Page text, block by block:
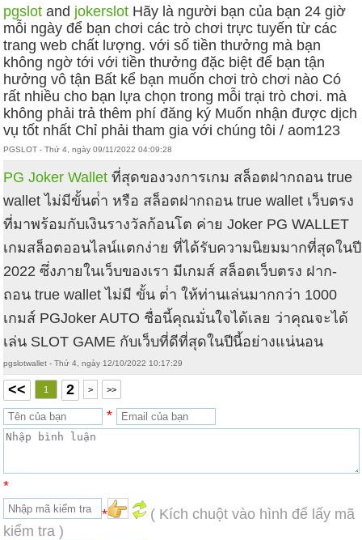
pgslot and jokerslot Hãy là người bạn của bạn 24 giờ
mỗi ngày để bạn chơi các trò chơi trực tuyến từ các
trang web chất lượng. với số tiền thưởng mà bạn
không ngờ tới với tiền thưởng đặc biệt để bạn tận
hưởng vô tận Bất kể bạn muốn chơi trò chơi nào Có
rất nhiều cho bạn lựa chọn trong mỗi trại trò chơi. mà
không phải trả thêm phí đăng ký Muốn nhận được dịch
vụ tốt nhất Chỉ phải tham gia với chúng tôi / aom123
PGSLOT - Thứ 4, ngày 09/11/2022 04:09:28
PG Joker Wallet ที่สุดของวงการเกม สล็อตฝากถอน true
wallet ไม่มีขั้นต่ํา หรือ สล็อตฝากถอน true wallet เว็บตรง
ที่มาพร้อมกับเงินรางวัลก้อนโต ค่าย Joker PG WALLET
เกมสล็อตออนไลน์แตกง่าย ที่ได้รับความนิยมมากที่สุดในปี
2022 ซึ่งภายในเว็บของเรา มีเกมส์ สล็อตเว็บตรง ฝาก-
ถอน true wallet ไม่มี ขั้น ต่ํา ให้ท่านเล่นมากกว่า 1000
เกมส์ PGJoker AUTO ชื่อนี้คุณมั่นใจได้เลย ว่าคุณจะได้
เล่น SLOT GAME กับเว็บที่ดีที่สุดในปีนี้อย่างแน่นอน
pgslotwallet - Thứ 4, ngày 12/10/2022 10:17:29
<< 1 2 > >>
*
*
*
( Kích chuột vào hình để lấy mã
kiểm tra )